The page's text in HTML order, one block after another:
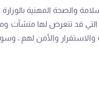
والصحة المهنية
التي قد تتعرض لها منشآت
والاستقرار والأمن لهم